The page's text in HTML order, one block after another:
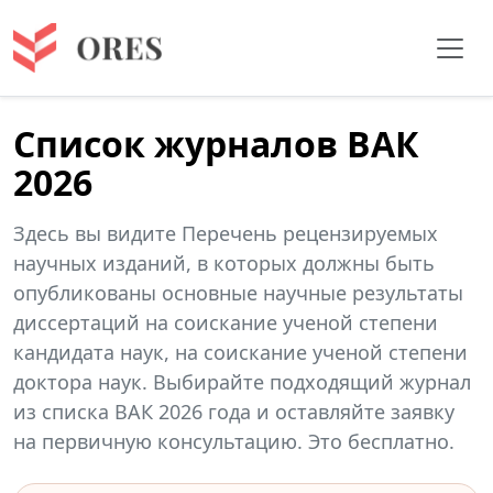
Список журналов ВАК
2026
Здесь вы видите Перечень рецензируемых
научных изданий, в которых должны быть
опубликованы основные научные результаты
диссертаций на соискание ученой степени
кандидата наук, на соискание ученой степени
доктора наук. Выбирайте подходящий журнал
из списка ВАК 2026 года и оставляйте заявку
на первичную консультацию. Это бесплатно.